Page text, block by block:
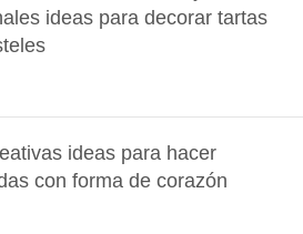
ideas para decorar tartas
ideas para hacer
con forma de corazón